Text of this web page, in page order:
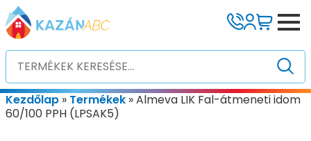
Kezdőlap » Termékek »Almeva LIK Fal-átmeneti idom
60/100 PPH (LPSAK5)